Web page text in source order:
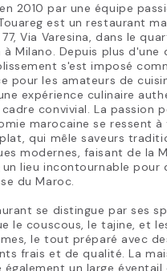
2010 par une équipe
est un restaurant
Via Varesina, dans le
à Milano. Depuis plus d'une
s'est imposé
pour les amateurs de
expérience culinaire
convivial. La passion
marocaine se ressent à
qui mêle saveurs
modernes, faisant de la
un lieu incontournable pour
du Maroc.
se distingue par ses
le couscous, le tajine, et
le tout préparé avec
frais et de qualité. La
également un large éventail